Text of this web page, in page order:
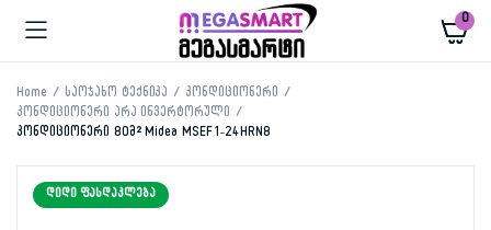
0
Home საოჯახო ტექნიკა
კონდიციონერი
კონდიციონერი არა ინვერტორული
კონდიციონერი 80მ² Midea MSEF1-24HRN8
ᲓᲘᲓᲘ ᲤᲐᲡᲓᲐᲙᲚᲔᲑᲐ